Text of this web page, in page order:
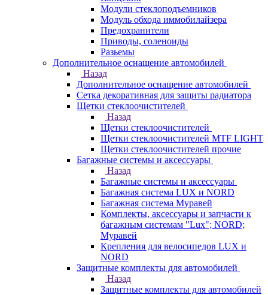
Модули стеклоподъемников
Модуль обхода иммобилайзера
Предохранители
Приводы, соленоиды
Разьемы
Дополнительное оснащение автомобилей
Назад
Дополнительное оснащение автомобилей
Сетка декоративная для защиты радиатора
Щетки стеклоочистителей
Назад
Щетки стеклоочистителей
Щетки стеклоочистителей MTF LIGHT
Щетки стеклоочистителей прочие
Багажные системы и аксессуары
Назад
Багажные системы и аксессуары
Багажная система LUX и NORD
Багажная система Муравей
Комплекты, аксессуары и запчасти к
багажным системам "Lux"; NORD;
Муравей
Крепления для велосипедов LUX и
NORD
Защитные комплекты для автомобилей
Назад
Защитные комплекты для автомобилей